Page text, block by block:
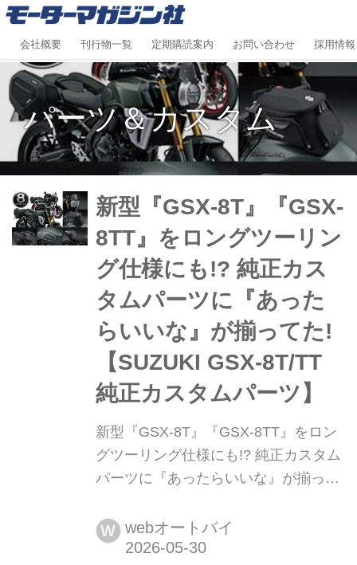
会社概要 刊行物一覧 定期購読案内 お問い合わせ 採用情報
パーツ＆カスタム
新型『GSX-8T』『GSX-
8TT』をロングツーリン
グ仕様にも!? 純正カス
タムパーツに『あった
らいいな』が揃ってた!
【SUZUKI GSX-8T/TT
純正カスタムパーツ】
新型『GSX-8T』『GSX-8TT』をロン
グツーリング仕様にも!? 純正カスタム
パーツに『あったらいいな』が揃って
ムパーツ】 先日発売されたばかりの新
型「GSX-8T/TT」シリーズですが、早
W webオートバイ